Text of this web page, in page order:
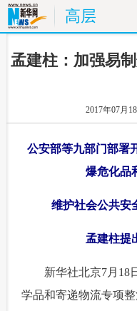
高层
首页 时政
时尚 思客
能源
视频
旅游 健康
孟建柱：加强易
2017年07月
公安部等九部门部署
爆危化品
维护社会公共安
孟建柱
新华社北京7月18
学品和寄递物流专项